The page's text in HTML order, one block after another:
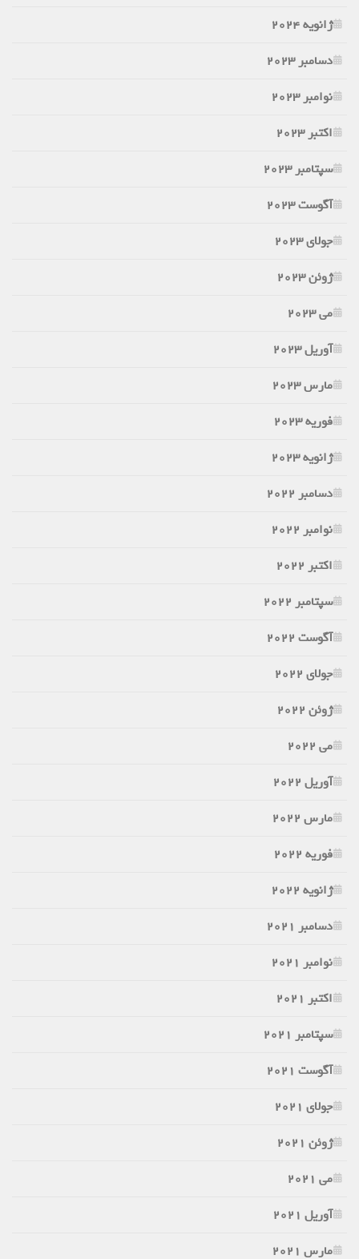
ژانویه 2024
دسامبر 2023
نوامبر 2023
اکتبر 2023
سپتامبر 2023
آگوست 2023
جولای 2023
ژوئن 2023
می 2023
آوریل 2023
مارس 2023
فوریه 2023
ژانویه 2023
دسامبر 2022
نوامبر 2022
اکتبر 2022
سپتامبر 2022
آگوست 2022
جولای 2022
ژوئن 2022
می 2022
آوریل 2022
مارس 2022
فوریه 2022
ژانویه 2022
دسامبر 2021
نوامبر 2021
اکتبر 2021
سپتامبر 2021
آگوست 2021
جولای 2021
ژوئن 2021
می 2021
آوریل 2021
مارس 2021